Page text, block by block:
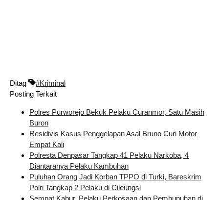
Ditag
#Kriminal
Posting Terkait
Polres Purworejo Bekuk Pelaku Curanmor, Satu Masih
Buron
Residivis Kasus Penggelapan Asal Bruno Curi Motor
Empat Kali
Polresta Denpasar Tangkap 41 Pelaku Narkoba, 4
Diantaranya Pelaku Kambuhan
Puluhan Orang Jadi Korban TPPO di Turki, Bareskrim
Polri Tangkap 2 Pelaku di Cileungsi